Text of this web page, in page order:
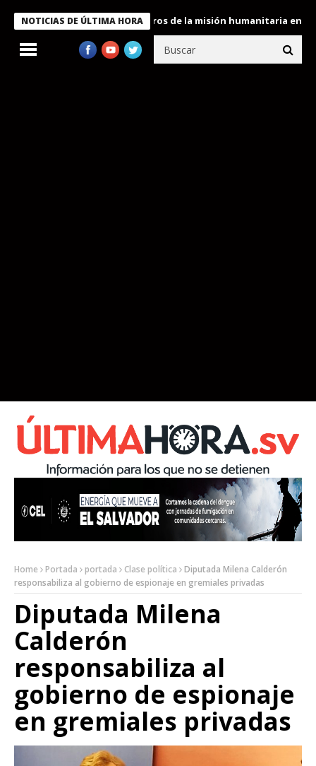
NOTICIAS DE ÚLTIMA HORA
condecora a miembros de la misión humanitaria enviada a
Home Portada portada Clase política
Diputada Milena Calderón
responsabiliza al gobierno de espionaje en gremiales privadas
Diputada Milena
Calderón
responsabiliza al
gobierno de espionaje
en gremiales privadas